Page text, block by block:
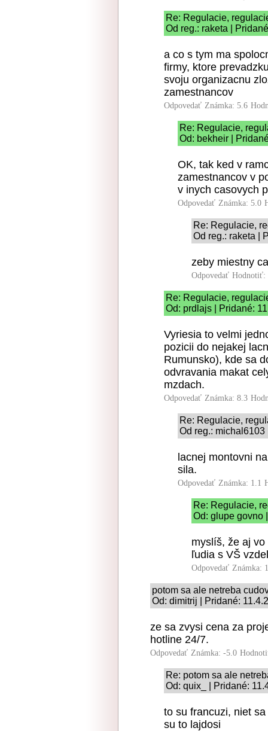
Re: Regulacie,
Od reg.: raketa |
a co s tym ma
firmy, ktore
svoju organizacnu
zamestnancov
Odpovedať Známka: 5.6
Re: Regulacie,
Od: bekheir |
OK, tak ked v
zamestnancov v
v inych casovych
Odpovedať Známka: 5.0
Re: Regulacie,
Od reg.: raketa |
zeby miestny
Odpovedať Hodnotiť:
Re: Regulacie,
Od: prdlajs | Pridané:
Vyriesia to velmi
pozicii do nejakej
Rumunsko), kde sa
odvravania makat
mzdach.
Odpovedať Známka: 8.3
Re: Regulacie,
Od reg.:
lacnej montovni
sila.
Odpovedať Známka: 1.1
Re: Regulacie,
Od: glupe govno
myslíš, že aj
ľudia s VŠ
Odpovedať Známka:
potom sa ale netreba
Od: dimitrij | Pridané:
ze sa zvysi cena za
hotline 24/7.
Odpovedať Známka: -5.0
Re: potom sa ale
Od: quix_ | Pridané:
to su francuzi, niet
su to lajdosi